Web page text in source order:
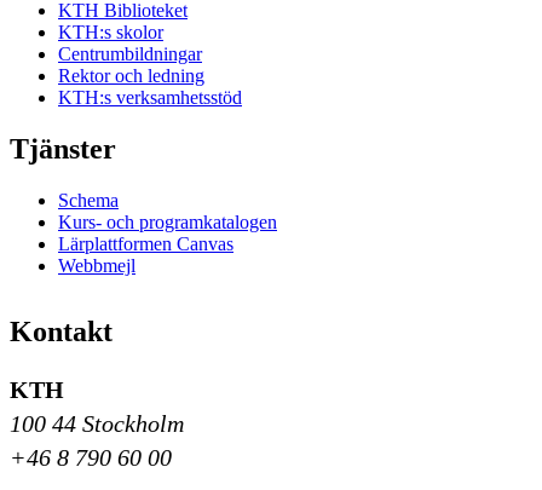
KTH Biblioteket
KTH:s skolor
Centrumbildningar
Rektor och ledning
KTH:s verksamhetsstöd
Tjänster
Schema
Kurs- och programkatalogen
Lärplattformen Canvas
Webbmejl
Kontakt
KTH
100 44 Stockholm
+46 8 790 60 00